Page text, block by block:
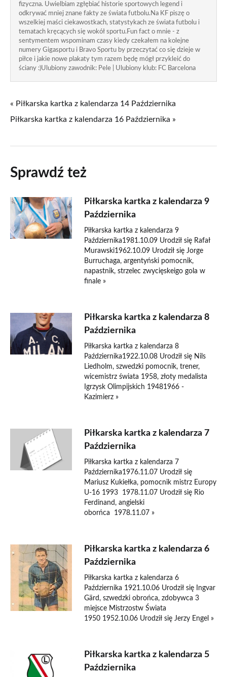
fizyczna. Uwielbiam zgłębiać historie sportowych legend i
odkrywać mniej znane fakty ze świata futbolu.Na KF piszę o
wszelkiej maści ciekawostkach, statystykach ze świata futbolu i
tematach kręcących się wokół sportu.Fun fact o mnie - z
sentymentem wspominam czasy kiedy czekałem na kolejne
numery Gigasportu i Bravo Sportu by przeczytać co się dzieje w
piłce i jakie nowe plakaty tym razem będę mógł przykleić do
ściany :)Ulubiony zawodnik: Pele | Ulubiony klub: FC Barcelona
« Piłkarska kartka z kalendarza 14 Października
Piłkarska kartka z kalendarza 16 Października »
Sprawdź też
Piłkarska kartka z kalendarza 9
Października
Piłkarska kartka z kalendarza 9
Października1981.10.09 Urodził się Rafał
Murawski1962.10.09 Urodził się Jorge
Burruchaga, argentyński pomocnik,
napastnik, strzelec zwycięskeigo gola w
finale »
Piłkarska kartka z kalendarza 8
Października
Piłkarska kartka z kalendarza 8
Października1922.10.08 Urodził się Nils
Liedholm, szwedzki pomocnik, trener,
wicemistrz świata 1958, złoty medalista
Igrzysk Olimpijskich 19481966 -
Kazimierz »
Piłkarska kartka z kalendarza 7
Października
Piłkarska kartka z kalendarza 7
Października1976.11.07 Urodził się
Mariusz Kukiełka, pomocnik mistrz Europy
U-16 1993 1978.11.07 Urodził się Rio
Ferdinand, angielski
oborńca 1978.11.07 »
Piłkarska kartka z kalendarza 6
Października
Piłkarska kartka z kalendarza 6
Października 1921.10.06 Urodził się Ingvar
Gärd, szwedzki obrońca, zdobywca 3
miejsce Mistrzostw Świata
1950 1952.10.06 Urodził się Jerzy Engel »
Piłkarska kartka z kalendarza 5
Października